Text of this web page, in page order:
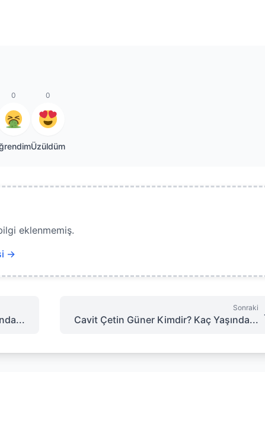
0 0
Üzüldüm
eklenmemiş.
→
Sonraki
Cavit Çetin Güner Kimdir? Kaç Yaşında...